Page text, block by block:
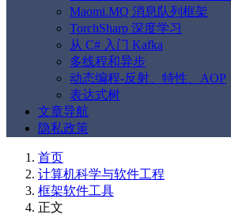
Maomi.MQ 消息队列框架
TorchSharp 深度学习
从 C# 入门 Kafka
多线程和异步
动态编程-反射、特性、AOP
表达式树
文章导航
隐私政策
首页
计算机科学与软件工程
框架软件工具
正文